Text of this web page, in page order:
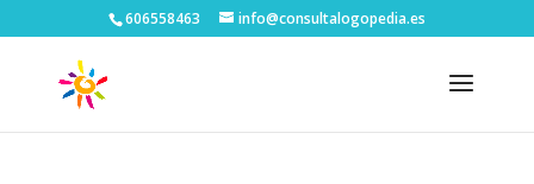
606558463 info@consultalogopedia.es